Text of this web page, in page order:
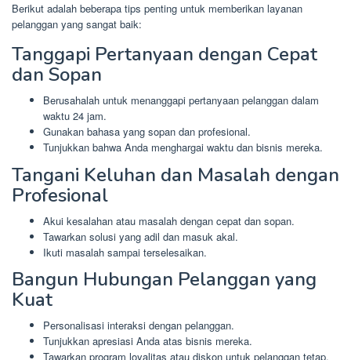
Berikut adalah beberapa tips penting untuk memberikan layanan
pelanggan yang sangat baik:
Tanggapi Pertanyaan dengan Cepat
dan Sopan
Berusahalah untuk menanggapi pertanyaan pelanggan dalam
waktu 24 jam.
Gunakan bahasa yang sopan dan profesional.
Tunjukkan bahwa Anda menghargai waktu dan bisnis mereka.
Tangani Keluhan dan Masalah dengan
Profesional
Akui kesalahan atau masalah dengan cepat dan sopan.
Tawarkan solusi yang adil dan masuk akal.
Ikuti masalah sampai terselesaikan.
Bangun Hubungan Pelanggan yang
Kuat
Personalisasi interaksi dengan pelanggan.
Tunjukkan apresiasi Anda atas bisnis mereka.
Tawarkan program loyalitas atau diskon untuk pelanggan tetap.